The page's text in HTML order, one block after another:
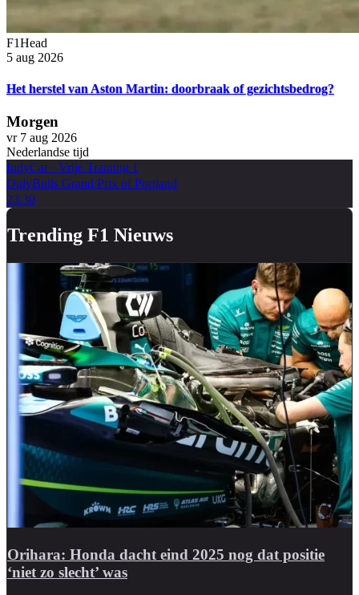
F1Head
5 aug 2026
Het herstel van Aston Martin: doorbraak of gezichtsbedrog?
Morgen
vr 7 aug 2026
Nederlandse tijd
IndyCar· Vrije Training 1
OnlyBulls Grand Prix of Portland
23:30
Trending F1 Nieuws
Orihara: Honda dacht eind 2025 nog dat positie
‘niet zo slecht’ was